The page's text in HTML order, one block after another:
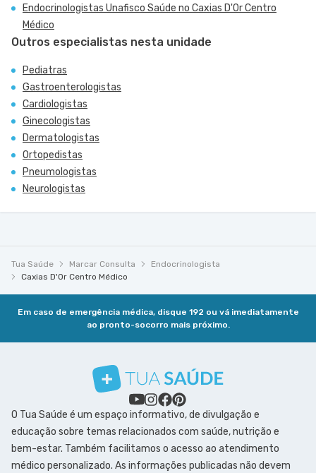
Endocrinologistas Unafisco Saúde no Caxias D'Or Centro
Médico
Outros especialistas nesta unidade
Pediatras
Gastroenterologistas
Cardiologistas
Ginecologistas
Dermatologistas
Ortopedistas
Pneumologistas
Neurologistas
Tua Saúde Marcar Consulta
Endocrinologista
Caxias D'Or Centro Médico
Em caso de emergência médica, disque 192 ou vá imediatamente
ao pronto-socorro mais próximo.
O Tua Saúde é um espaço informativo, de divulgação e
educação sobre temas relacionados com saúde, nutrição e
bem-estar. Também facilitamos o acesso ao atendimento
médico personalizado. As informações publicadas não devem